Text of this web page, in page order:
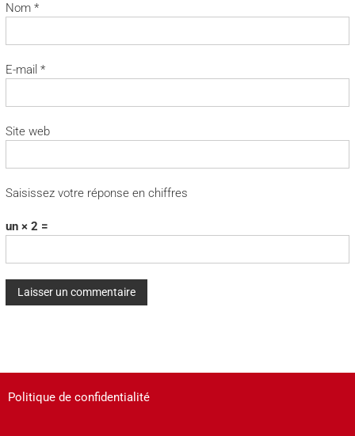
Nom *
E-mail *
Site web
Saisissez votre réponse en chiffres
un × 2 =
rPolitique de confidentialité